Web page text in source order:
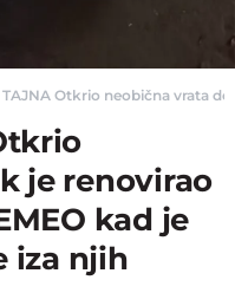
TAJNA Otkrio neobična vrata
je renovirao
kad je
iza njih